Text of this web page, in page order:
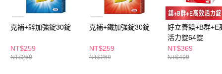
是否繳費成功／繳費後需取消欲退款等相關疑問，請聯繫「AFTEE先享後付
客戶支援中心」https://netprotections.freshdesk.com/support/home
【注意事項】
１．透過由恩沛科技股份有限公司提供之「AFTEE先享後付」服務完成之交
易，需依本服務之必要範圍內提供個人資料，並將交易相關給付款項請求債
權轉讓予恩沛科技股份有限公司。
每筆NT$65，滿NT$490(含以上)免運費
7-11取貨付款
付款後7-11取貨
克補+鋅加強錠30錠
NT$259
NT$269
克補+鐵加強錠30錠
NT$259
NT$269
好立善鎂+B群+E
活力錠64錠
NT$369
NT$499